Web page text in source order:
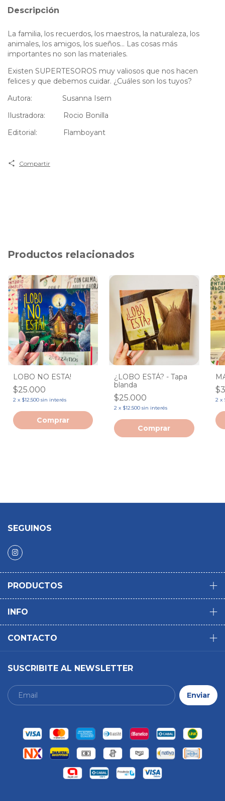
Descripción
La familia, los recuerdos, los maestros, la naturaleza, los
animales, los amigos, los sueños… Las cosas más
importantes no son las materiales.
Existen SUPERTESOROS muy valiosos que nos hacen
felices y que debemos cuidar. ¿Cuáles son los tuyos?
Autora: Susanna Isern
Ilustradora: Rocio Bonilla
Editorial: Flamboyant
Compartir
Productos relacionados
LOBO NO ESTA!
$25.000
2 x $12.500 sin interés
¿LOBO ESTÁ? - Tapa
blanda
$25.000
2 x $12.500 sin interés
2 x
SEGUINOS
PRODUCTOS
INFO
CONTACTO
SUSCRIBITE AL NEWSLETTER